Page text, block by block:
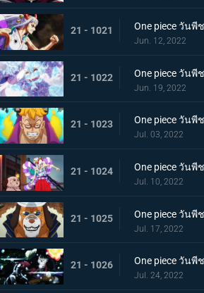
21 - 1021
Jun. 12, 2022
21 - 1022
Jun. 19, 2022
21 - 1023
Jul. 03, 2022
21 - 1024
Jul. 10, 2022
21 - 1025
Jul. 17, 2022
21 - 1026
Jul. 24, 2022